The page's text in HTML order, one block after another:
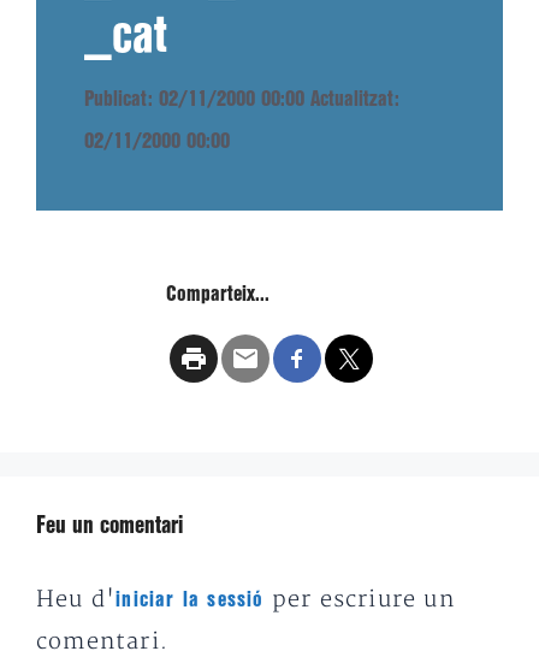
_cat
Publicat: 02/11/2000 00:00 Actualitzat:
02/11/2000 00:00
Comparteix...
Feu un comentari
Heu d'iniciar la sessió
per escriure un
comentari.